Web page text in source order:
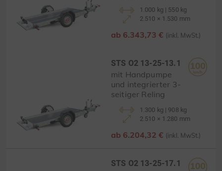
1.000 kg | 550 kg
2.510 × 1.530 mm
ab 6.343,73 € (inkl. MwSt.)
STS O2 13-25-13.1
mit Handpumpe
und integrierter 3-
seitiger Reling
1.300 kg | 908 kg
2.510 × 1.280 mm
ab 6.204,32 € (inkl. MwSt.)
STS O2 13-25-17.1